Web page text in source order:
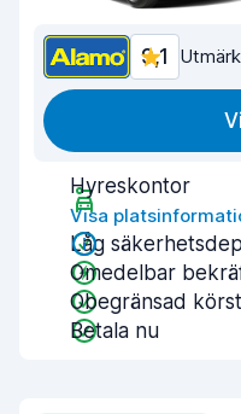
9,1
Hyreskontor
Visa
Låg
Omedelbar
Obegränsad
Betala nu